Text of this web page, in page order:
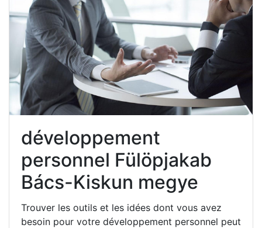
développement
personnel Fülöpjakab
Bács-Kiskun megye
Trouver les outils et les idées dont vous avez
besoin pour votre développement personnel peut